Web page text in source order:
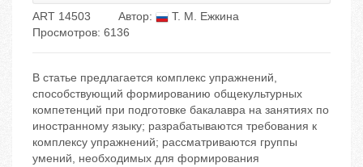
ART 14503 Автор:
Т. М. Ежкина
Просмотров: 6136
В статье предлагается комплекс упражнений,
способствующий формированию общекультурных
компетенций при подготовке бакалавра на занятиях по
иностранному языку; разрабатываются требования к
комплексу упражнений; рассматриваются группы
умений, необходимых для формирования